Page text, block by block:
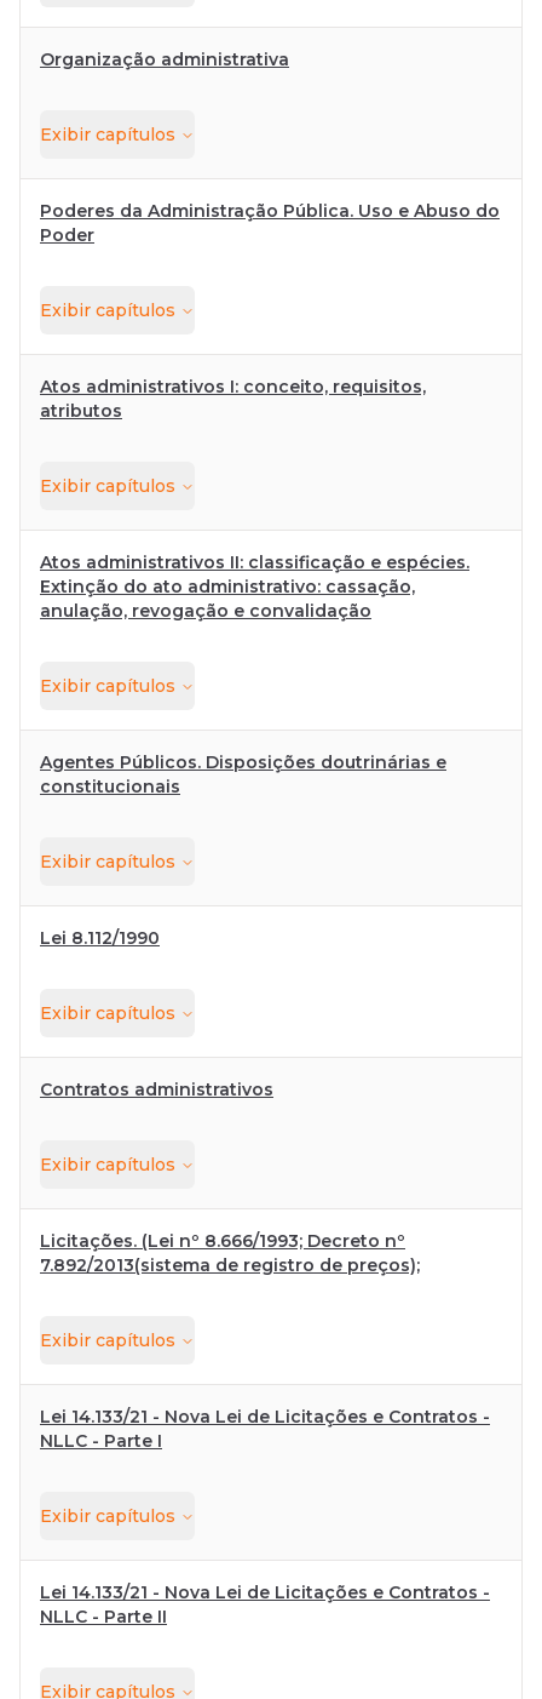
Organização administrativa
Exibir capítulos
Poderes da Administração Pública. Uso e Abuso do
Poder
Exibir capítulos
Atos administrativos I: conceito, requisitos,
atributos
Exibir capítulos
Atos administrativos II: classificação e espécies.
Extinção do ato administrativo: cassação,
anulação, revogação e convalidação
Exibir capítulos
Agentes Públicos. Disposições doutrinárias e
constitucionais
Exibir capítulos
Lei 8.112/1990
Exibir capítulos
Contratos administrativos
Exibir capítulos
Licitações. (Lei nº 8.666/1993; Decreto nº
7.892/2013(sistema de registro de preços);
Exibir capítulos
Lei 14.133/21 - Nova Lei de Licitações e Contratos -
NLLC - Parte I
Exibir capítulos
Lei 14.133/21 - Nova Lei de Licitações e Contratos -
NLLC - Parte II
Exibir capítulos